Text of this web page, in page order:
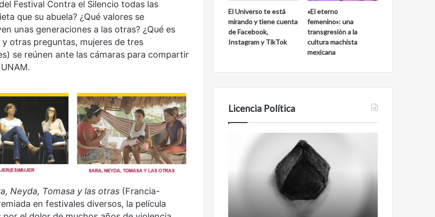
Festival Contra el Silencio todas las
que su abuela? ¿Qué valores se
unas generaciones a las otras? ¿Qué es
y otras preguntas, mujeres de tres
se reúnen ante las cámaras para compartir
Neyda, Tomasa y las otras (Francia-
en festivales diversos, la película
El Universo te está
mirando y tiene cuenta
de Facebook,
Instagram y TikTok
«El eterno
femenino»: una
transgresión a la
cultura machista
mexicana
Licencia Política
Obradorista